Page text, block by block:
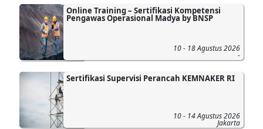
Online Training – Sertifikasi Kompetensi
Pengawas Operasional Madya by BNSP
10 - 18 Agustus 2026
-
Sertifikasi Supervisi Perancah KEMNAKER RI
10 - 14 Agustus 2026
Jakarta